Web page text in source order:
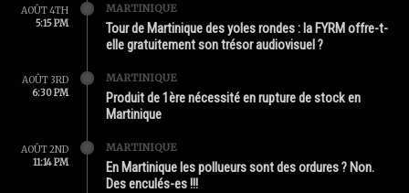
AOÛT 4TH
5:15 PM
MARTINIQUE
Tour de Martinique des yoles rondes : la FYRM offre-t-
elle gratuitement son trésor audiovisuel ?
AOÛT 3RD
6:30 PM
MARTINIQUE
Produit de 1ère nécessité en rupture de stock en
Martinique
AOÛT 2ND
11:14 PM
MARTINIQUE
En Martinique les pollueurs sont des ordures ? Non.
Des enculés-es !!!